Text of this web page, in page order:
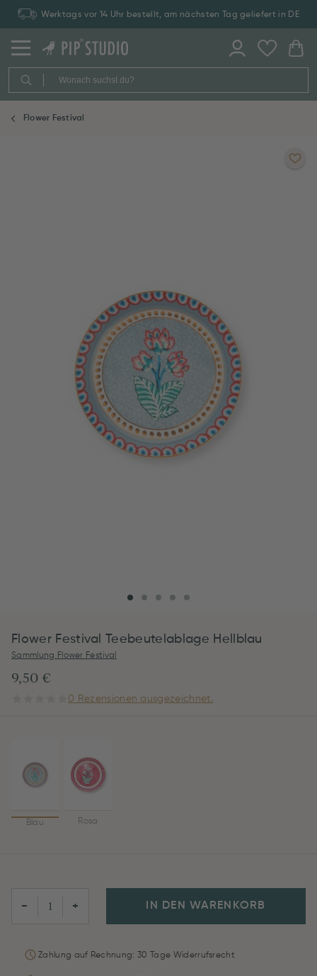
Werktags vor 14 Uhr bestellt, am nächsten Tag geliefert in DE
Flower Festival
Flower Festival Teebeutelablage Hellblau
Sammlung Flower Festival
9,50 €
0 Rezensionen ausgezeichnet.
Blau Rosa
− + IN DEN WARENKORB
Zahlung auf Rechnung: 30 Tage Widerrufsrecht